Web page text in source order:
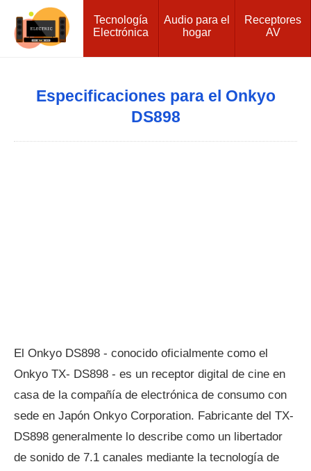
Tecnología
Electrónica
Audio para el
hogar
Receptores
AV
Especificaciones para el Onkyo
DS898
El Onkyo DS898 - conocido oficialmente como el
Onkyo TX- DS898 - es un receptor digital de cine en
casa de la compañía de electrónica de consumo con
sede en Japón Onkyo Corporation. Fabricante del TX-
DS898 generalmente lo describe como un libertador
de sonido de 7.1 canales mediante la tecnología de